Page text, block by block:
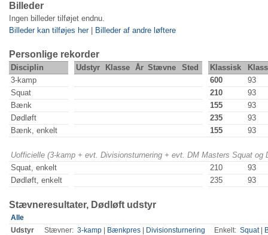
Billeder
Ingen billeder tilføjet endnu.
Billeder kan tilføjes her| Billeder af andre løftere
Personlige rekorder
Disciplin Udstyr Klasse År Stævne Sted Klassisk
3-kamp
600
93
Squat
210
93
Bænk
155
93
Dødløft
235
93
Bænk, enkelt
155 93
Uofficielle (3-kamp + evt. Divisionsturnering + evt. DM Masters Squat
Squat, enkelt
210
93
Dødløft, enkelt
235 93
Stævneresultater, Dødløft udstyr
Alle
Udstyr
Stævner: 3-kamp Bænkpres Divisionsturnering Enkelt: Squat|